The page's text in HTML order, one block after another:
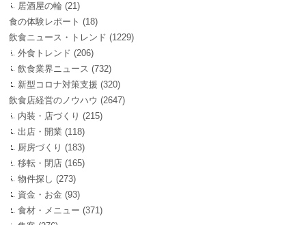
居酒屋の輪 (21)
食の体験レポート (18)
飲食ニュース・トレンド (1229)
外食トレンド (206)
飲食業界ニュース (732)
新型コロナ対策支援 (320)
飲食店経営のノウハウ (2647)
内装・店づくり (215)
出店・開業 (118)
厨房づくり (183)
移転・閉店 (165)
物件探し (273)
資金・お金 (93)
食材・メニュー (371)